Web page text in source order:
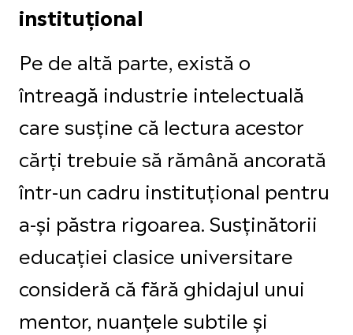
instituțional
Pe de altă parte, există o
întreagă industrie intelectuală
care susține că lectura acestor
cărți trebuie să rămână ancorată
într-un cadru instituțional pentru
a-și păstra rigoarea. Susținătorii
educației clasice universitare
consideră că fără ghidajul unui
mentor, nuanțele subtile și